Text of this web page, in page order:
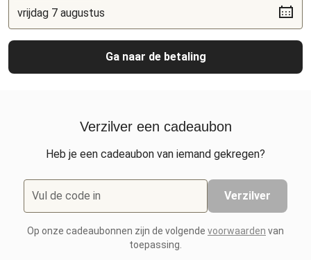
Ga naar de betaling
Verzilver een cadeaubon
Heb je een cadeaubon van iemand gekregen?
Vul de code in Verzilver
Op onze cadeaubonnen zijn de volgende voorwaarden van
toepassing.